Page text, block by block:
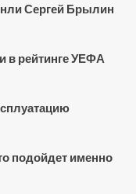
Сергей Брылин
в рейтинге УЕФА
подойдет именно